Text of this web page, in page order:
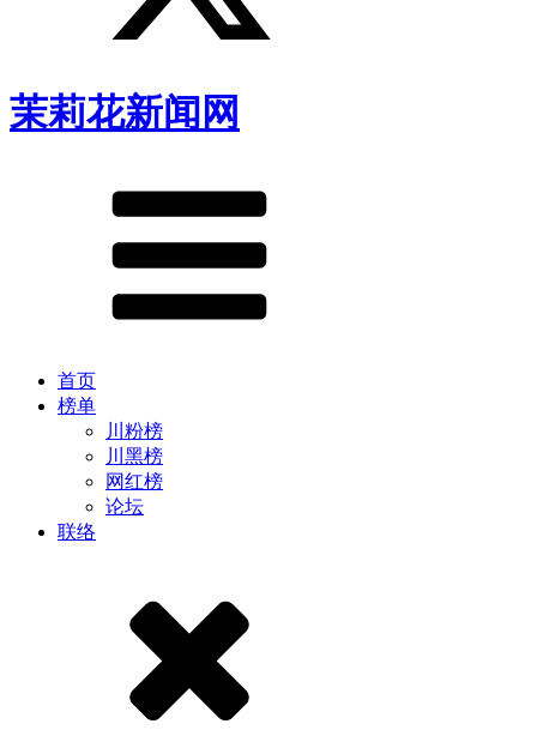
茉莉花新闻网
首页
榜单
川粉榜
川黑榜
网红榜
论坛
联络